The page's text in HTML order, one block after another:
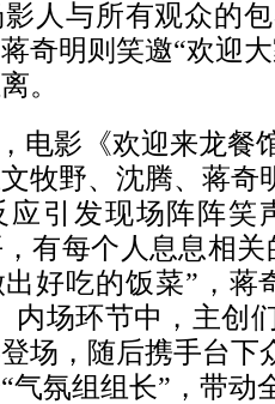
人与所有观众的
蒋奇明则笑邀“欢迎
。
电影《欢迎来龙餐
牧野、沈腾、蒋奇
应引发现场阵阵笑
有每个人息息相
好吃的饭菜”，蒋
内场环节中，主创
场，随后携手台下
气氛组组长”，带